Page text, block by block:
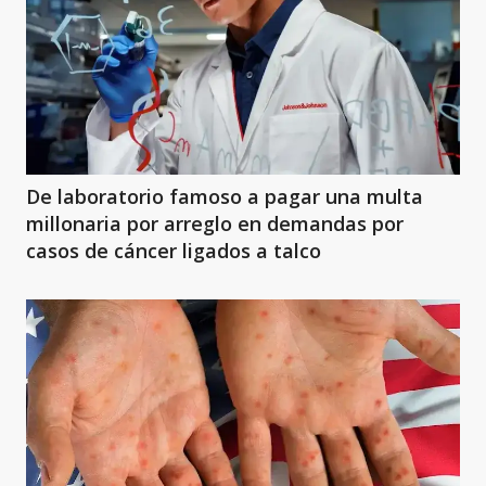
De laboratorio famoso a pagar una multa
millonaria por arreglo en demandas por
casos de cáncer ligados a talco